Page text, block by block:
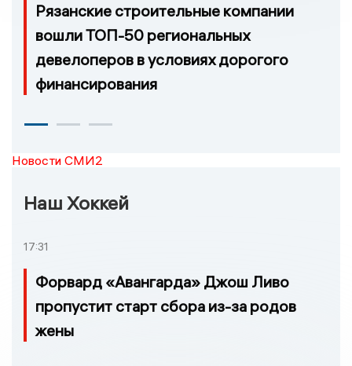
Рязанские строительные компании
вошли ТОП-50 региональных
девелоперов в условиях дорогого
финансирования
Новости СМИ2
Наш Хоккей
17:31
Форвард «Авангарда» Джош Ливо
пропустит старт сбора из-за родов
жены